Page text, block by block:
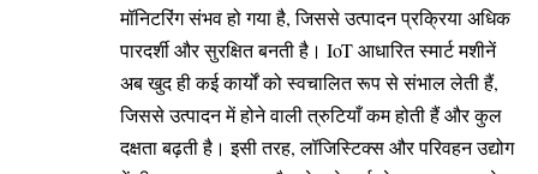
मॉनिटरिंग संभव हो गया है, जिससे उत्पादन प्रक्रिया अधिक
पारदर्शी और सुरक्षित बनती है। IoT आधारित स्मार्ट मशीनें
अब खुद ही कई कार्यों को स्वचालित रूप से संभाल लेती हैं,
जिससे उत्पादन में होने वाली त्रुटियाँ कम होती हैं और कुल
दक्षता बढ़ती है। इसी तरह, लॉजिस्टिक्स और परिवहन उद्योग